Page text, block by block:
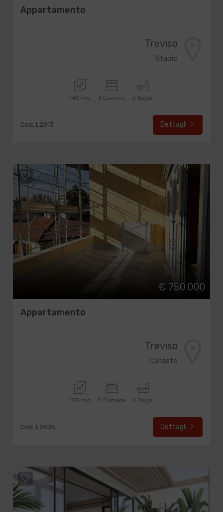
Appartamento
Treviso
Stadio
140 mq 3 Camere 2 Bagni
Cod. L2613 Dettagli
€ 750.000
Appartamento
Treviso
Catasto
150 mq 3 Camere 2 Bagni
Cod. L2605 Dettagli